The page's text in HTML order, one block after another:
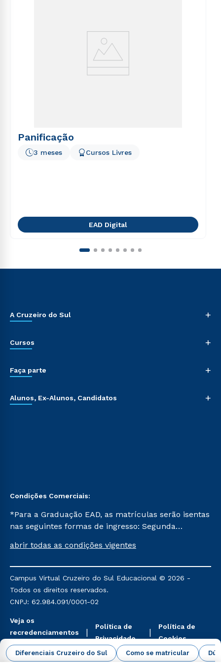
Diferenciais Cruzeiro do Sul Como se matricular
Panificação
3 meses Cursos Livres
EAD Digital
A Cruzeiro do Sul +
Cursos +
Faça parte +
Alunos, Ex-Alunos, Candidatos +
Condições Comerciais:
*Para a Graduação EAD, as matrículas serão isentas
nas seguintes formas de ingresso: Segunda
Já para as demais, a taxa de matrícula será de R$
mencionadas são referentes aos cursos: Ensino
Religioso, Geografia para a Docência e Metodologia
do Ensino de História: Questões Atuais.
abrir todas as condições vigentes
Campus Virtual Cruzeiro do Sul Educacional © 2026 -
Todos os direitos reservados.
CNPJ: 62.984.091/0001-02
Veja os
recredenciamentos
aqui
Política de
Privacidade
Política de
Cookies